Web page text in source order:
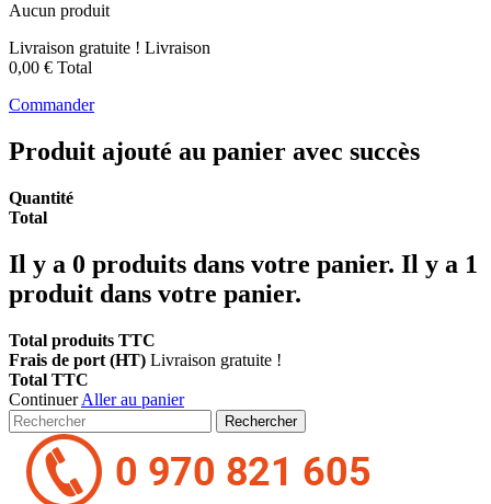
Aucun produit
Livraison gratuite ! Livraison
0,00 € Total
Commander
Produit ajouté au panier avec succès
Quantité
Total
Il y a 0 produits dans votre panier. Il y a 1
produit dans votre panier.
Total produits TTC
Frais de port (HT) Livraison gratuite !
Total TTC
ContinuerAller au panier
Rechercher